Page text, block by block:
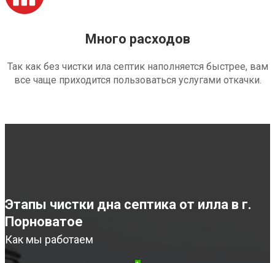
Много расходов
Так как без чистки ила септик наполняется быстрее, вам
все чаще приходится пользоваться услугами откачки.
Этапы чистки дна септика от илла в г.
Порноватое
Как мы работаем